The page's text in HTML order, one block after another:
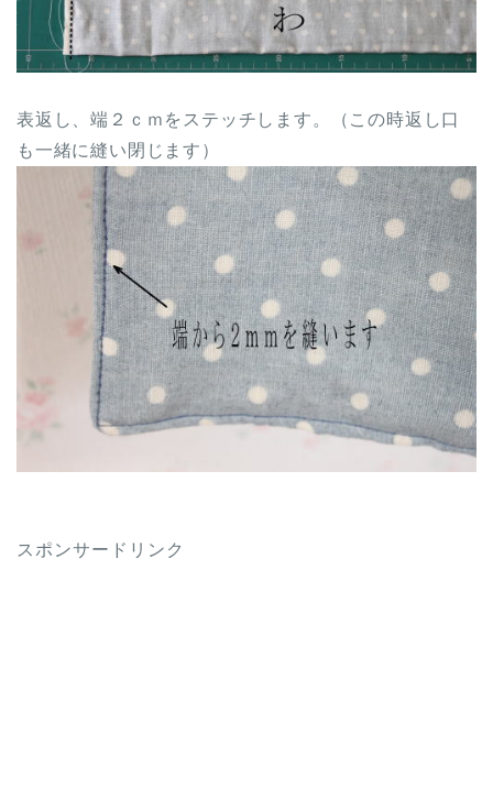
表返し、端２ｃｍをステッチします。（この時返し口
も一緒に縫い閉じます）
スポンサードリンク